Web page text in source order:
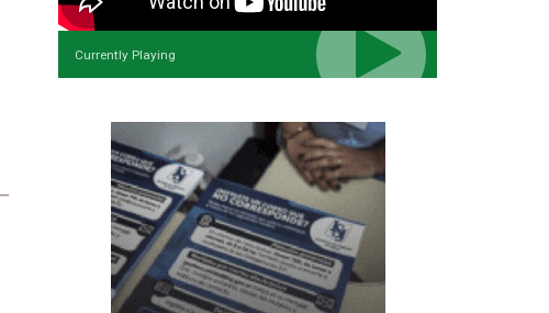
Currently Playing